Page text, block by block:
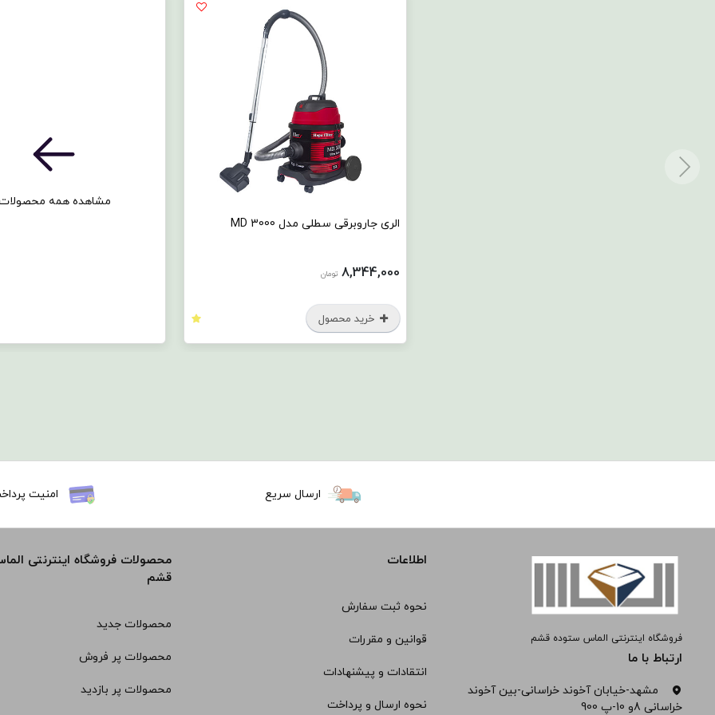
الری جاروبرقی سطلی مدل MD 3000
8,344,000 تومان
خرید محصول
مشاهده همه
ارسال سریع امنیت
فروشگاه اینترنتی الماس ستوده قشم
ارتباط با ما
مشهد-خیابان آخوند خراسانی-بین آخوند
خراسانی 8و 10-پ 900
اطلاعات
نحوه ثبت سفارش
قوانین و مقررات
انتقادات و پیشنهادات
نحوه ارسال و پرداخت
محصولات فروشگاه اینترنتی
قشم
محصولات جدید
محصولات پر فروش
محصولات پر بازدید